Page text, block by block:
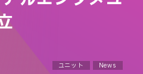
ユニット News